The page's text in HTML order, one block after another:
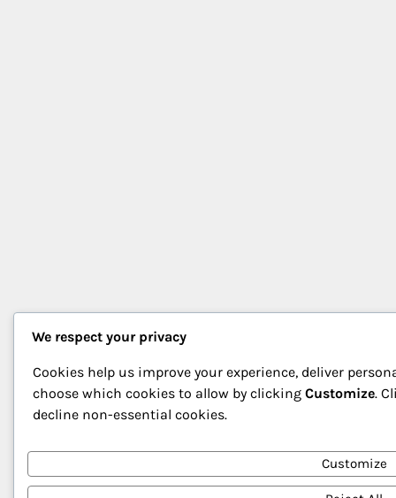
We respect your privacy
Cookies help us improve your experience, deliver
choose which cookies to allow by clicking Customize.
decline non-essential cookies.
Customize